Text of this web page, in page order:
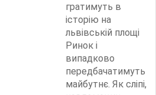
гратимуть в
історію на
львівській площі
Ринок і
випадково
передбачатимуть
майбутнє. Як сліпі,